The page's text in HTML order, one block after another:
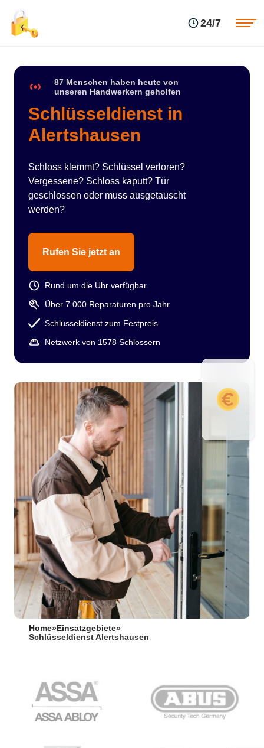
24/7
87 Menschen haben heute von
unseren Handwerkern geholfen
Schlüsseldienst in
Alertshausen
Schloss klemmt? Schlüssel verloren?
Vergessene? Schloss kaputt? Tür
geschlossen oder muss ausgetauscht
werden?
Rufen Sie jetzt an
Rund um die Uhr verfügbar
Über 7 000 Reparaturen pro Jahr
Schlüsseldienst zum Festpreis
Netzwerk von 1578 Schlossern
Home» Einsatzgebiete»
Schlüsseldienst Alertshausen